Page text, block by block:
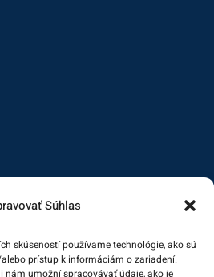
Súhlas
skúseností používame technológie, ako sú
prístup k informáciám o zariadení.
umožní spracovávať údaje, ako je
údajov
údajov